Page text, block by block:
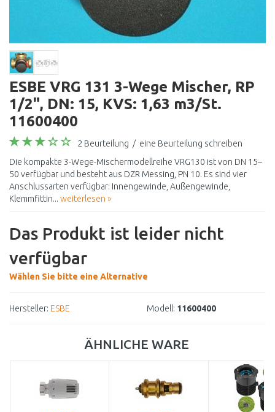
ESBE VRG 131 3-Wege Mischer, RP
1/2", DN: 15, KVS: 1,63 m3/St.
11600400
2 Beurteilung / eine Beurteilung schreiben
Die kompakte 3-Wege-Mischermodellreihe VRG130 ist von DN 15–
50 verfügbar und besteht aus DZR Messing, PN 10. Es sind vier
Anschlussarten verfügbar: Innengewinde, Außengewinde,
Klemmfittin... weiterlesen »
Das Produkt ist leider nicht
verfügbar
Wählen Sie bitte eine Alternative
Hersteller: ESBE Modell: 11600400
ÄHNLICHE WARE